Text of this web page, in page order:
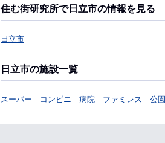
住む街研究所で日立市の情報を見る
日立市
日立市の施設一覧
スーパー コンビニ 病院 ファミレス 公園